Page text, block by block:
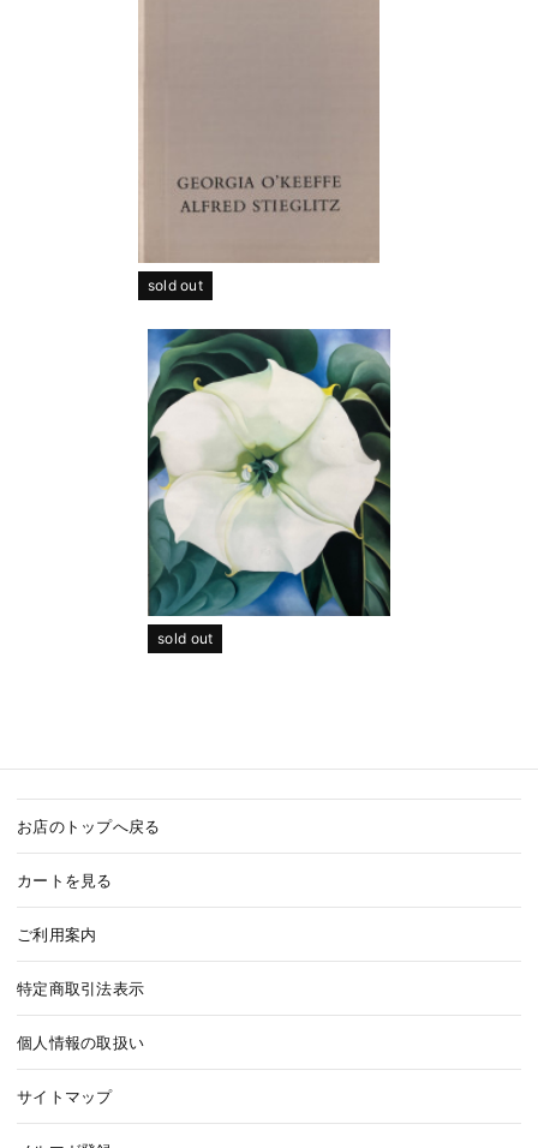
sold out
sold out
お店のトップへ戻る
カートを見る
ご利用案内
特定商取引法表示
個人情報の取扱い
サイトマップ